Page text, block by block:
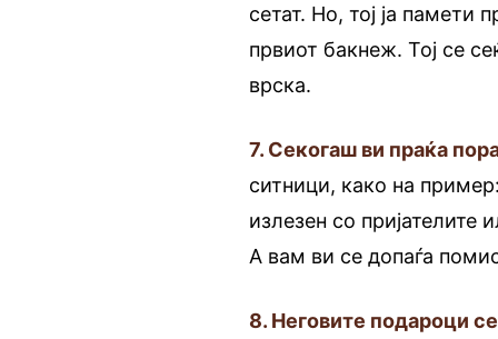
сетат. Но, тој ја памети
првиот бакнеж. Тој се
врска.
7. Секогаш ви праќа
ситници, како на
излезен со пријателите
А вам ви се допаѓа
8. Неговите подароци